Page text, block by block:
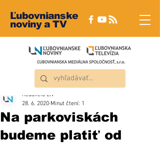
Ľubovnianske
noviny a TV
Na parkoviskách
budeme platiť od
Redakcia ĽN
28. 6. 2020 Minut čtení: 1